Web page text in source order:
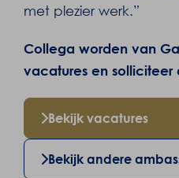
met plezier werk.”
Collega worden van
vacatures en solliciteer
Bekijk vacatures
Bekijk andere